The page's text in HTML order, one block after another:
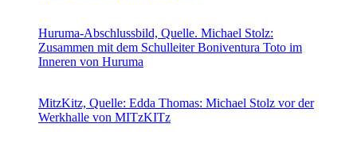
Huruma-Abschlussbild, Quelle. Michael Stolz:
Zusammen mit dem Schulleiter Boniventura Toto im
Inneren von Huruma
MitzKitz, Quelle: Edda Thomas: Michael Stolz vor der
Werkhalle von MITzKITz